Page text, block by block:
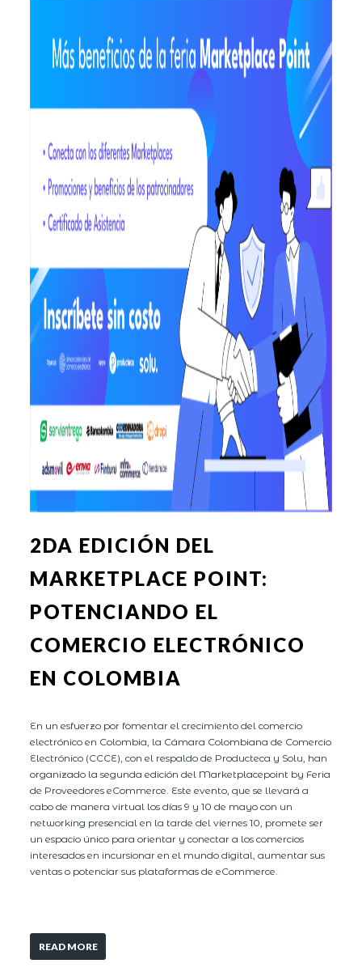
2DA EDICIÓN DEL
MARKETPLACE POINT:
POTENCIANDO EL
COMERCIO ELECTRÓNICO
EN COLOMBIA
En un esfuerzo por fomentar el crecimiento del comercio
electrónico en Colombia, la Cámara Colombiana de Comercio
Electrónico (CCCE), con el respaldo de Producteca y Solu, han
organizado la segunda edición del Marketplacepoint by Feria
de Proveedores eCommerce. Este evento, que se llevará a
cabo de manera virtual los días 9 y 10 de mayo con un
networking presencial en la tarde del viernes 10, promete ser
un espacio único para orientar y conectar a los comercios
interesados en incursionar en el mundo digital, aumentar sus
ventas o potenciar sus plataformas de eCommerce.
READ MORE